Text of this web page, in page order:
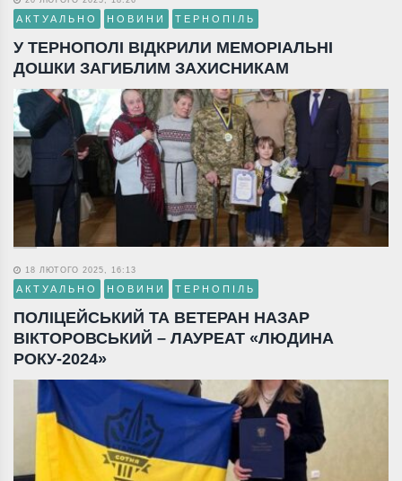
АКТУАЛЬНО НОВИНИ ТЕРНОПІЛЬ
У ТЕРНОПОЛІ ВІДКРИЛИ МЕМОРІАЛЬНІ
ДОШКИ ЗАГИБЛИМ ЗАХИСНИКАМ
18 ЛЮТОГО 2025, 16:13
АКТУАЛЬНО НОВИНИ ТЕРНОПІЛЬ
ПОЛІЦЕЙСЬКИЙ ТА ВЕТЕРАН НАЗАР
ВІКТОРОВСЬКИЙ – ЛАУРЕАТ «ЛЮДИНА
РОКУ-2024»